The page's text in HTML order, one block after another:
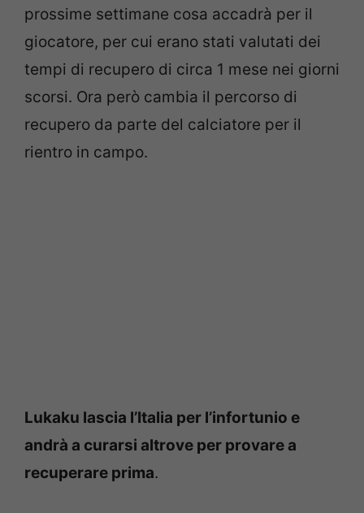
prossime settimane cosa accadrà per il
giocatore, per cui erano stati valutati dei
tempi di recupero di circa 1 mese nei giorni
scorsi. Ora però cambia il percorso di
recupero da parte del calciatore per il
rientro in campo.
Lukaku lascia l’Italia per l’infortunio e
andrà a curarsi altrove per provare a
recuperare prima.